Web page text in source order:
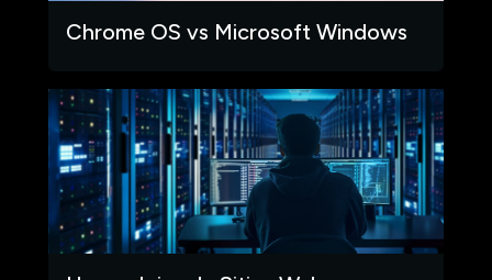
Chrome OS vs Microsoft Windows